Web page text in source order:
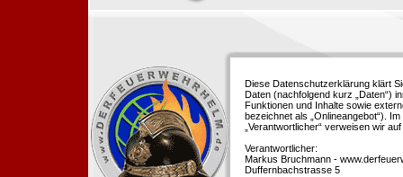
Diese Datenschutzerklärung klärt
Daten (nachfolgend kurz „Daten“)
Funktionen und Inhalte sowie
bezeichnet als „Onlineangebot“).
„Verantwortlicher“ verweisen wir
Verantwortlicher:
Markus Bruchmann -
Duffernbachstrasse 5